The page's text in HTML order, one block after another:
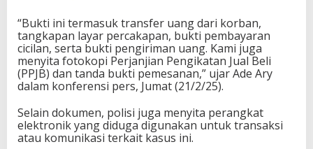
“Bukti ini termasuk transfer uang dari korban,
tangkapan layar percakapan, bukti pembayaran
cicilan, serta bukti pengiriman uang. Kami juga
menyita fotokopi Perjanjian Pengikatan Jual Beli
(PPJB) dan tanda bukti pemesanan,” ujar Ade Ary
dalam konferensi pers, Jumat (21/2/25).
Selain dokumen, polisi juga menyita perangkat
elektronik yang diduga digunakan untuk transaksi
atau komunikasi terkait kasus ini.